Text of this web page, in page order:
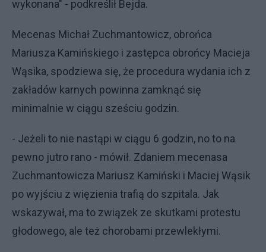
wykonana" - podkreślił Bejda.
Mecenas Michał Zuchmantowicz, obrońca
Mariusza Kamińskiego i zastępca obrońcy Macieja
Wąsika, spodziewa się, że procedura wydania ich z
zakładów karnych powinna zamknąć się
minimalnie w ciągu sześciu godzin.
- Jeżeli to nie nastąpi w ciągu 6 godzin, no to na
pewno jutro rano - mówił. Zdaniem mecenasa
Zuchmantowicza Mariusz Kamiński i Maciej Wąsik
po wyjściu z więzienia trafią do szpitala. Jak
wskazywał, ma to związek ze skutkami protestu
głodowego, ale też chorobami przewlekłymi.